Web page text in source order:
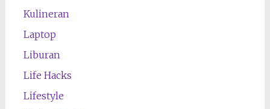
Kulineran
Laptop
Liburan
Life Hacks
Lifestyle